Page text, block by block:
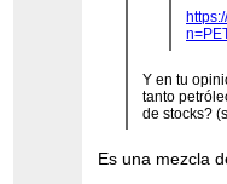
Y en tu
tanto
de stocks?
Es una mezcla